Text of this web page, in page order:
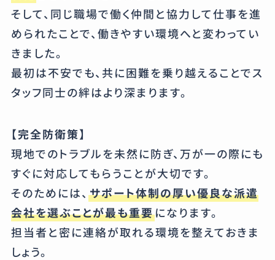
そして、同じ職場で働く仲間と協力して仕事を進
められたことで、働きやすい環境へと変わってい
きました。
最初は不安でも、共に困難を乗り越えることでス
タッフ同士の絆はより深まります。
【完全防衛策】
現地でのトラブルを未然に防ぎ、万が一の際にも
すぐに対応してもらうことが大切です。
そのためには、 サポート体制の厚い優良な派遣
会社を選ぶことが最も重要になります。
担当者と密に連絡が取れる環境を整えておきま
しょう。